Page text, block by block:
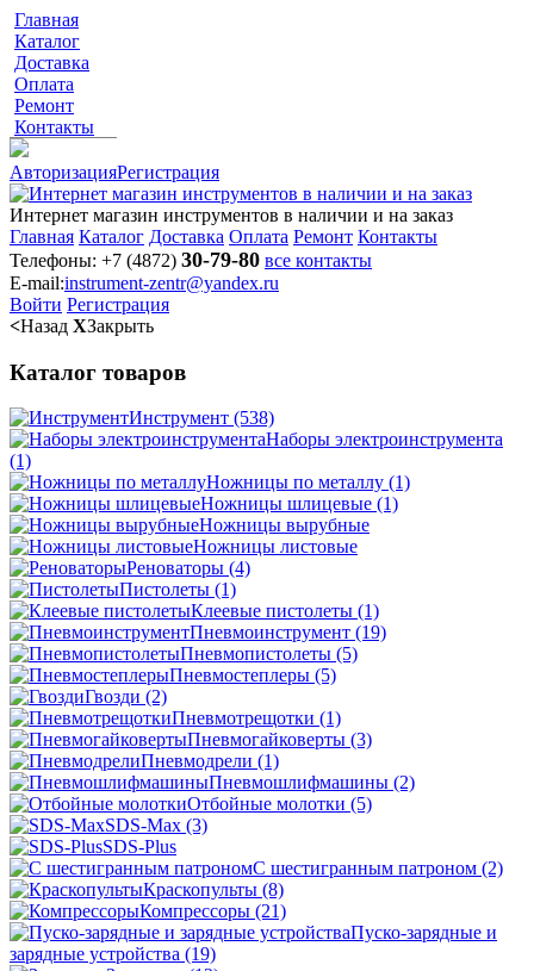
Главная
Каталог
Доставка
Оплата
Ремонт
Контакты
АвторизацияРегистрация
Интернет магазин инструментов в наличии и на заказ
Главная Каталог Доставка Оплата Ремонт Контакты
Телефоны: +7 (4872) 30-79-80 все контакты
E-mail:instrument-zentr@yandex.ru
Войти Регистрация
<Назад XЗакрыть
Каталог товаров
Инструмент (538)
Наборы электроинструмента
(1)
Ножницы по металлу (1)
Ножницы шлицевые (1)
Ножницы вырубные
Ножницы листовые
Реноваторы (4)
Пистолеты (1)
Клеевые пистолеты (1)
Пневмоинструмент (19)
Пневмопистолеты (5)
Пневмостеплеры (5)
Гвозди (2)
Пневмотрещотки (1)
Пневмогайковерты (3)
Пневмодрели (1)
Пневмошлифмашины (2)
Отбойные молотки (5)
SDS-Max (3)
SDS-Plus
C шестигранным патроном (2)
Краскопульты (8)
Компрессоры (21)
Пуско-зарядные и
зарядные устройства (19)